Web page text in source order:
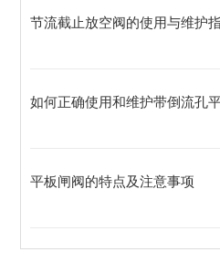
节流截止放空阀的使用与维护
如何正确使用和维护带倒流孔
平板闸阀的特点及注意事项